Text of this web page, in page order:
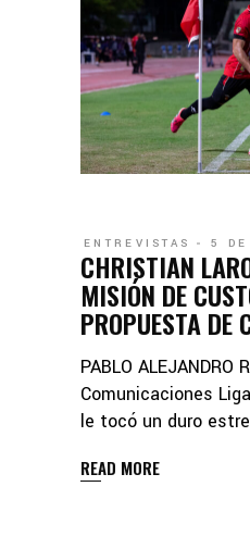
ENTREVISTAS 5
CHRISTIAN
MISIÓN DE
PROPUESTA DE
PABLO ALEJANDRO
Comunicaciones
le tocó un duro
READ MORE